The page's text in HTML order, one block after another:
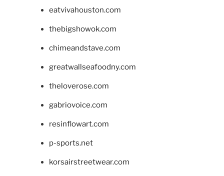
eatvivahouston.com
thebigshowok.com
chimeandstave.com
greatwallseafoodny.com
theloverose.com
gabriovoice.com
resinflowart.com
p-sports.net
korsairstreetwear.com